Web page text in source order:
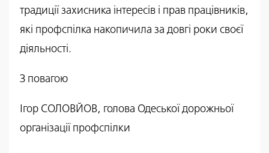
традиції захисника інтересів і прав працівників,
які профспілка накопичила за довгі роки своєї
діяльності.
З повагою
Ігор СОЛОВЙОВ, голова Одеської дорожньої
організації профспілки